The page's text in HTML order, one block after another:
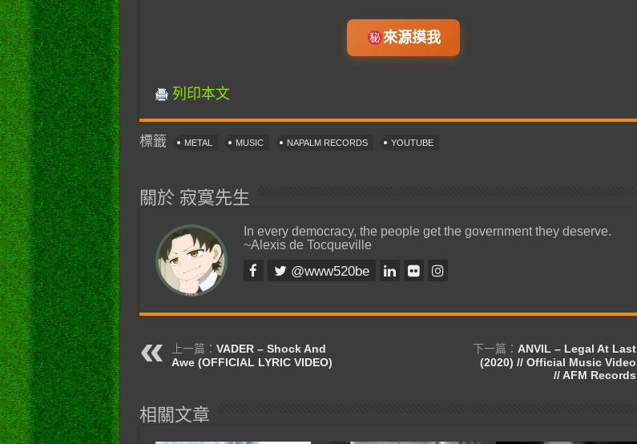
來源摸我
列印本文
標籤 METAL MUSIC NAPALM RECORDS YOUTUBE
關於 寂寞先生
In every democracy, the people get the government they deserve.
~Alexis de Tocqueville
@www520be
上一篇： VADER – Shock And
Awe (OFFICIAL LYRIC VIDEO)
下一篇： ANVIL – Legal At Last
(2020) // Official Music Video
// AFM Records
相關文章